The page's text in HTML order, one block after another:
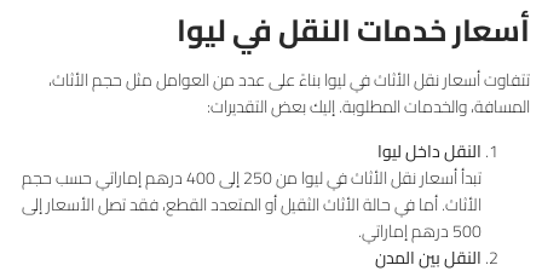
أسعار خدمات النقل في ليوا
تتفاوت أسعار نقل الأثاث في ليوا بناءً على عدد من العوامل مثل حجم الأثاث،
المسافة، والخدمات المطلوبة. إليك بعض التقديرات:
النقل داخل ليوا
تبدأ أسعار نقل الأثاث في ليوا من 250 إلى 400 درهم إماراتي حسب حجم
الأثاث. أما في حالة الأثاث الثقيل أو المتعدد القطع، فقد تصل الأسعار إلى
500 درهم إماراتي.
النقل بين المدن